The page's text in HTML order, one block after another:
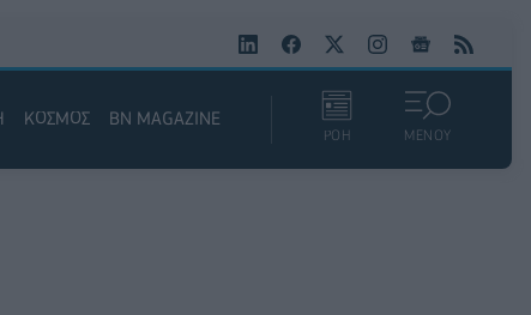
ΚΟΣΜΟΣ BN MAGAZINE
ΡΟΗ ΜΕΝΟΥ